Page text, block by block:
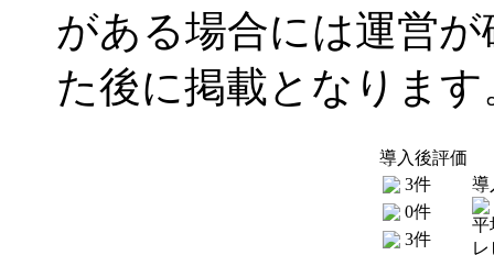
がある場合には運営が
た後に掲載となります
導入後評価
3件
0件
3件
導
平